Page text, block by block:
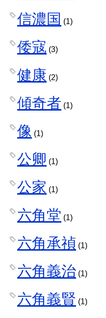
信濃国 (1)
倭寇 (3)
健康 (2)
傾奇者 (1)
像 (1)
公卿 (1)
公家 (1)
六角堂 (1)
六角承禎 (1)
六角義治 (1)
六角義賢 (1)